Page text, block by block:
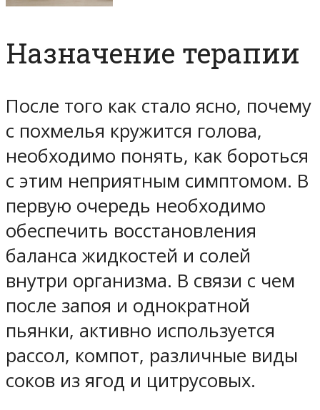
Назначение терапии
После того как стало ясно, почему
с похмелья кружится голова,
необходимо понять, как бороться
с этим неприятным симптомом. В
первую очередь необходимо
обеспечить восстановления
баланса жидкостей и солей
внутри организма. В связи с чем
после запоя и однократной
пьянки, активно используется
рассол, компот, различные виды
соков из ягод и цитрусовых.